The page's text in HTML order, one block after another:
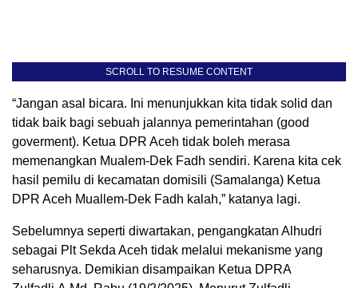
SCROLL TO RESUME CONTENT
“⁠Jangan asal bicara. Ini menunjukkan kita tidak solid dan
tidak baik bagi sebuah jalannya pemerintahan (good
goverment). Ketua DPR Aceh tidak boleh merasa
memenangkan Mualem-Dek Fadh sendiri. Karena kita cek
hasil pemilu di kecamatan domisili (Samalanga) Ketua
DPR Aceh Muallem-Dek Fadh kalah,” katanya lagi.
Sebelumnya seperti diwartakan, pengangkatan Alhudri
sebagai Plt Sekda Aceh tidak melalui mekanisme yang
seharusnya. Demikian disampaikan Ketua DPRA